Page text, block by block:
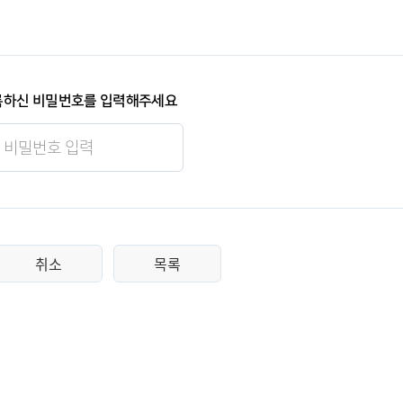
신 비밀번호를 입력해주세요
취소 목록